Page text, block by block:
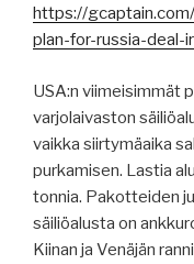
https://
plan-for-russia-deal-
USA:n
varjolaivaston
vaikka siirtymäaika
purkamisen. Lastia
tonnia. Pakotteiden
säiliöalusta on
Kiinan ja Venäjän